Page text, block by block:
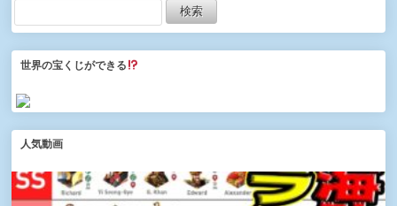
世界の宝くじができる
人気動画